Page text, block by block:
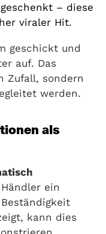
– diese
viraler Hit.
geschickt und
auf. Das
Zufall, sondern
werden.
als
ein
kann dies